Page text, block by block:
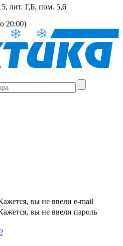
лит. Г,Б, пом. 5,6
20:00)
вы не ввели e-mail
вы не ввели пароль